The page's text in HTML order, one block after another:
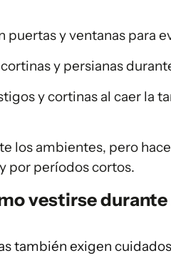
puertas y ventanas para
y persianas
y cortinas al caer la
los ambientes, pero
por períodos cortos.
vestirse
también exigen